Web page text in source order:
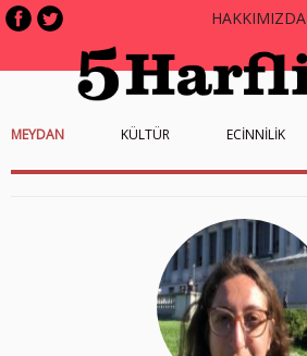
HAKKIMIZDA
MEYDAN KÜLTÜR ECİNNİLİK